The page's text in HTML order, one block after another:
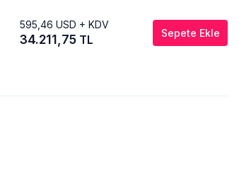
595,46 USD + KDV
34.211,75 TL Sepete Ekle